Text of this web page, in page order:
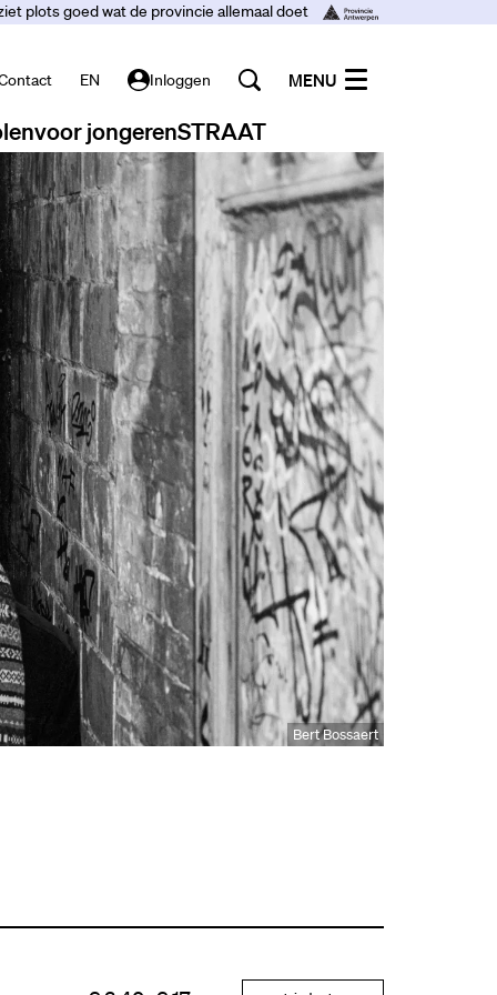
plots goed wat de provincie allemaal doet
EN Inloggen
voor jongerenSTRAAT
MENU
Bert Bossaert